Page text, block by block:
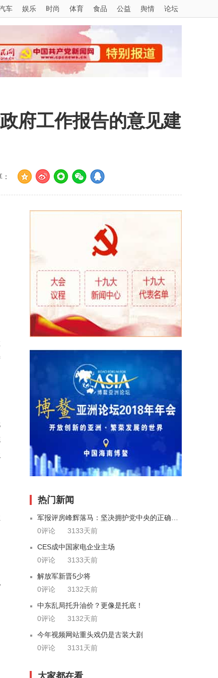
车 娱乐 时尚 体育 食品 公益 舆情 论坛
府工作报告的意见建
热门新闻
0评论
3133天前
CES成中国家电企业主场
0评论
3133天前
解放军新晋5少将
0评论
3132天前
中东乱局托升油价？更像是托底！
0评论
3132天前
今年视频网站重头戏仍是古装大剧
0评论
3131天前
大家都在看